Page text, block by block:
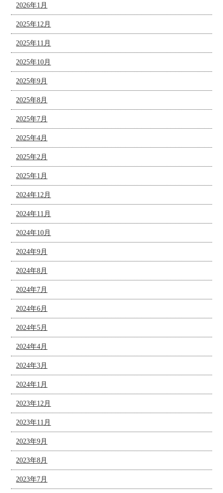
2026年1月
2025年12月
2025年11月
2025年10月
2025年9月
2025年8月
2025年7月
2025年4月
2025年2月
2025年1月
2024年12月
2024年11月
2024年10月
2024年9月
2024年8月
2024年7月
2024年6月
2024年5月
2024年4月
2024年3月
2024年1月
2023年12月
2023年11月
2023年9月
2023年8月
2023年7月